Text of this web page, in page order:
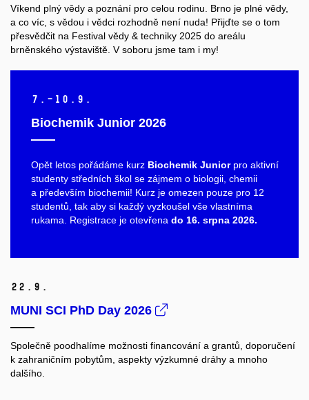
Víkend plný vědy a poznání pro celou rodinu. Brno je plné vědy,
a co víc, s vědou i vědci rozhodně není nuda! Přijďte se o tom
přesvědčit na Festival vědy & techniky 2025 do areálu
brněnského výstaviště. V soboru jsme tam i my!
7.–10. 9.
Biochemik Junior 2026
Opět letos pořádáme kurz Biochemik Junior pro aktivní
studenty středních škol se zájmem o biologii, chemii
a především biochemii! Kurz je omezen pouze pro 12
studentů, tak aby si každý vyzkoušel vše vlastníma
rukama. Registrace je otevřena do 16. srpna 2026.
22. 9.
MUNI SCI PhD Day 2026
Společně poodhalíme možnosti financování a grantů, doporučení
k zahraničním pobytům, aspekty výzkumné dráhy a mnoho
dalšího.